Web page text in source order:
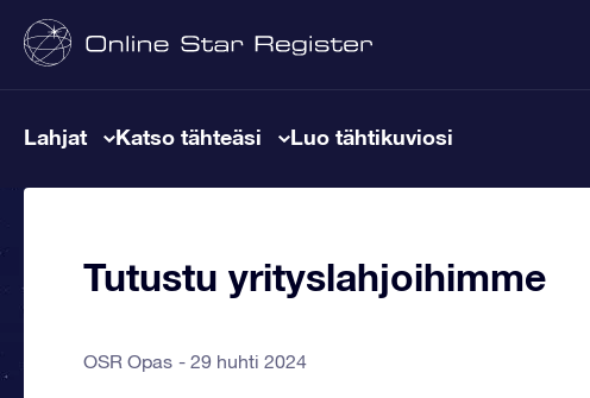
Lahjat Katso tähteäsi Luo tähtikuviosi
Tutustu yrityslahjoihimme
OSR Opas 29 huhti 2024